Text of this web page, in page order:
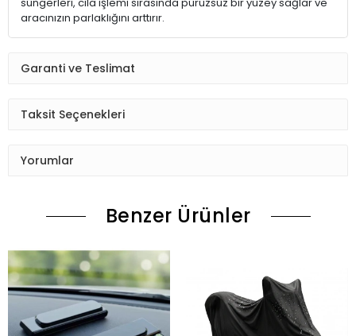
süngerleri, cila işlemi sırasında pürüzsüz bir yüzey sağlar ve
aracınızın parlaklığını arttırır.
Garanti ve Teslimat
Taksit Seçenekleri
Yorumlar
Benzer Ürünler